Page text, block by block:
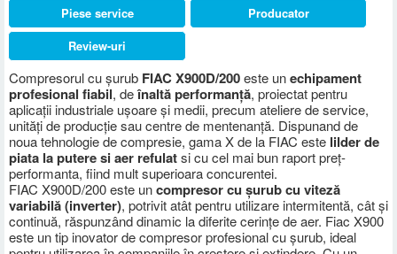
Compresorul cu șurub FIAC X900D/200este unechipament
profesional fiabil, deînaltă performanță, proiectat pentru
aplicații industriale ușoare și medii, precum ateliere de service,
unități de producție sau centre de mentenanță. Dispunand de
noua tehnologie de compresie, gama X de la FIAC este lilder de
piata la putere si aer refulatsi cu cel mai bun raport preț-
performanta, fiind mult superioara concurentei.
FIAC X900D/200 este uncompresor cu șurub cu viteză
variabilă (inverter), potrivit atât pentru utilizare intermitentă, cât și
continuă, răspunzând dinamic la diferite cerințe de aer. Fiac X900
este un tip inovator de compresor profesional cu șurub, ideal
Piese service
Producator
Review-uri